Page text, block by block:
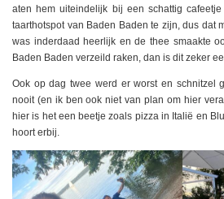
aten hem uiteindelijk bij een schattig cafeetje
taarthotspot van Baden Baden te zijn, dus dat
was inderdaad heerlijk en de thee smaakte
Baden Baden verzeild raken, dan is dit zeker
Ook op dag twee werd er worst en schnitzel
nooit (en ik ben ook niet van plan om hier
hier is het een beetje zoals pizza in Italië en
hoort erbij.